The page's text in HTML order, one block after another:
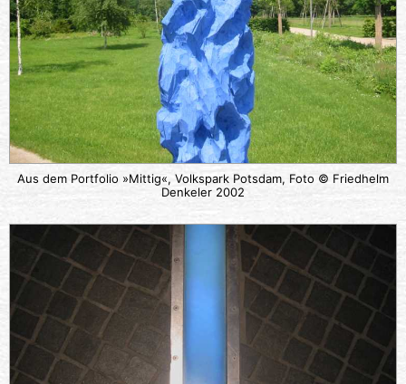
Aus dem Portfolio »Mittig«, Volkspark Potsdam, Foto © Friedhelm
Denkeler 2002